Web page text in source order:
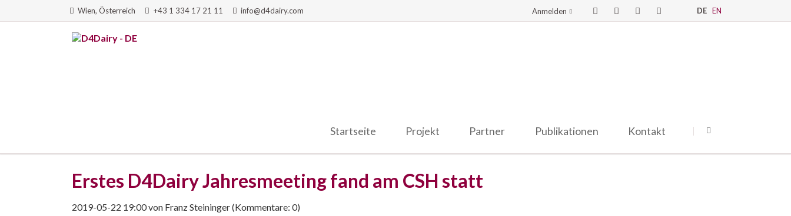
Wien, Österreich +43 1 334 17 21 11 info@d4dairy.com DE EN
Anmelden
Startseite Projekt Partner Publikationen Kontakt
Erstes D4Dairy Jahresmeeting fand am CSH statt
2019-05-22 19:00von Franz Steininger(Kommentare: 0)